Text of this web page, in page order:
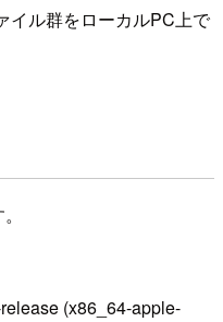
イル群をローカルPC上で
(x86_64-apple-